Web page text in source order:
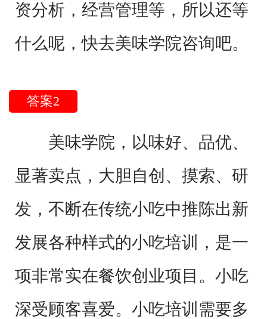
资分析，经营管理等，所以还等
什么呢，快去美味学院咨询吧。
答案2
美味学院，以味好、品优、
显著卖点，大胆自创、摸索、研
发，不断在传统小吃中推陈出新
发展各种样式的小吃培训，是一
项非常实在餐饮创业项目。小吃
深受顾客喜爱。小吃培训需要多